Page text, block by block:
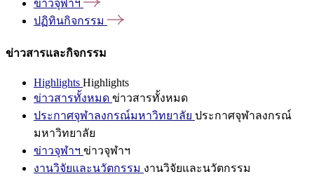
ข่าวจุฬาฯ
ปฏิทินกิจกรรม
ข่าวสารและกิจกรรม
Highlights Highlights
ข่าวสารทั้งหมด ข่าวสารทั้งหมด
ประกาศจุฬาลงกรณ์มหาวิทยาลัย ประกาศจุฬาลงกรณ์
มหาวิทยาลัย
ข่าวจุฬาฯ ข่าวจุฬาฯ
งานวิจัยและนวัตกรรม งานวิจัยและนวัตกรรม